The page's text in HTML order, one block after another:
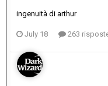
ingenuità di arthur
July 18 263